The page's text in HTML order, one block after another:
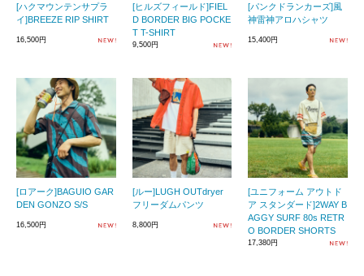
[ハクマウンテンサプラ
イ]BREEZE RIP SHIRT
16,500円
[ヒルズフィールド]FIEL
D BORDER BIG POCKE
T T-SHIRT
9,500円
[パンクドランカーズ]風
神雷神アロハシャツ
15,400円
[ロアーク]BAGUIO GAR
DEN GONZO S/S
16,500円
[ルー]LUGH OUTdryer
フリーダムパンツ
8,800円
[ユニフォーム アウトド
ア スタンダード]2WAY B
AGGY SURF 80s RETR
O BORDER SHORTS
17,380円